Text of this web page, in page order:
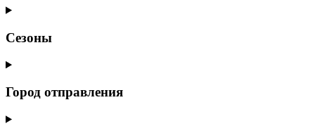
Сезоны
Город отправления